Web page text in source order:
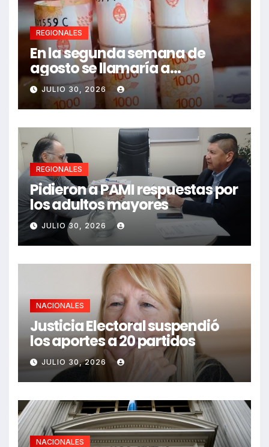
REGIONALES
En la segunda semana de
agosto se llamaría a
paritarias
JULIO 30, 2026
REGIONALES
Pidieron a PAMI respuestas por
los adultos mayores
JULIO 30, 2026
NACIONALES
Justicia Electoral suspendió
los aportes a 20 partidos
JULIO 30, 2026
NACIONALES